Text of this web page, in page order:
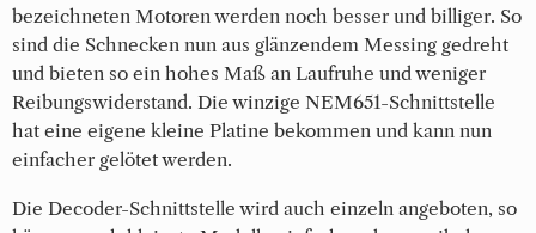
bezeichneten Motoren werden noch besser und billiger. So
sind die Schnecken nun aus glänzendem Messing gedreht
und bieten so ein hohes Maß an Laufruhe und weniger
Reibungswiderstand. Die winzige NEM651-Schnittstelle
hat eine eigene kleine Platine bekommen und kann nun
einfacher gelötet werden.
Die Decoder-Schnittstelle wird auch einzeln angeboten, so